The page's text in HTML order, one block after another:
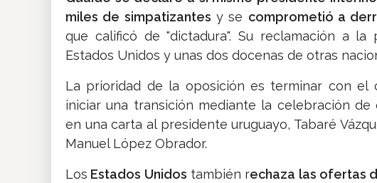
miles de simpatizantes y se comprometió a
que calificó de "dictadura". Su reclamación a
Estados Unidos y unas dos docenas de otras
La prioridad de la oposición es terminar con
iniciar una transición mediante la celebración de
en una carta al presidente uruguayo, Tabaré
Manuel López Obrador.
Los Estados Unidos también rechaza las ofertas